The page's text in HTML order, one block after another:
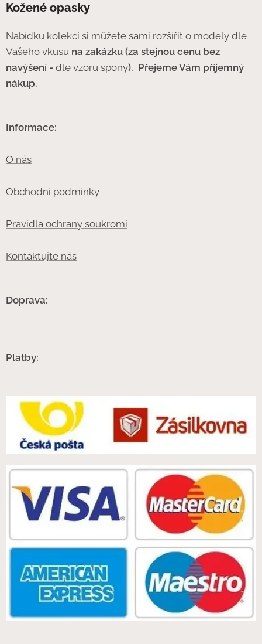
Kožené opasky
Nabídku kolekcí si můžete sami rozšířit o modely dle
Vašeho vkusu na zakázku (za stejnou cenu bez
navýšení - dle vzoru spony). Přejeme Vám příjemný
nákup.
Informace:
O nás
Obchodní podmínky
Pravidla ochrany soukromí
Kontaktujte nás
Doprava:
Platby: